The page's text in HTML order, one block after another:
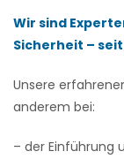
Wir sind
Sicherheit –
Unsere
anderem bei:
– der Einführung